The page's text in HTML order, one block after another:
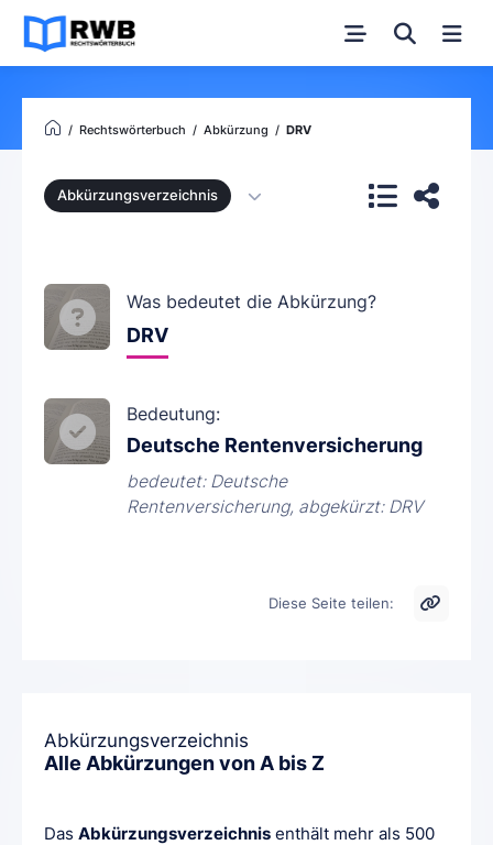
Rechtswörterbuch Abkürzung DRV
Abkürzungsverzeichnis
Was bedeutet die Abkürzung?
DRV
Bedeutung:
Deutsche Rentenversicherung
bedeutet: Deutsche
Rentenversicherung, abgekürzt: DRV
Diese Seite teilen:
Abkürzungsverzeichnis
Alle Abkürzungen von A bis Z
Das Abkürzungsverzeichnis enthält mehr als 500